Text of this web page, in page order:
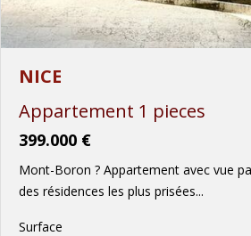
NICE
Appartement 1 pieces
399.000 €
Mont-Boron ? Appartement avec vue
des résidences les plus prisées...
Surface